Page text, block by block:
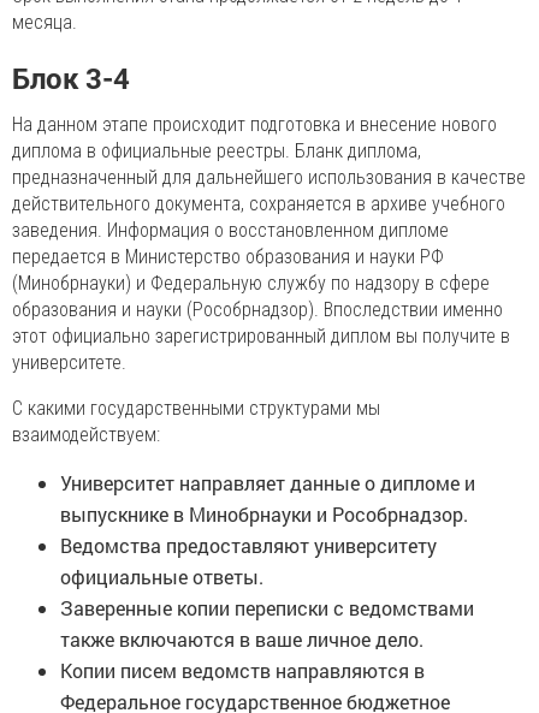
месяца.
Блок 3-4
На данном этапе происходит подготовка и внесение нового
диплома в официальные реестры. Бланк диплома,
предназначенный для дальнейшего использования в качестве
действительного документа, сохраняется в архиве учебного
заведения. Информация о восстановленном дипломе
передается в Министерство образования и науки РФ
(Минобрнауки) и Федеральную службу по надзору в сфере
образования и науки (Рособрнадзор). Впоследствии именно
этот официально зарегистрированный диплом вы получите в
университете.
С какими государственными структурами мы
взаимодействуем:
Университет направляет данные о дипломе и
выпускнике в Минобрнауки и Рособрнадзор.
Ведомства предоставляют университету
официальные ответы.
Заверенные копии переписки с ведомствами
также включаются в ваше личное дело.
Копии писем ведомств направляются в
Федеральное государственное бюджетное